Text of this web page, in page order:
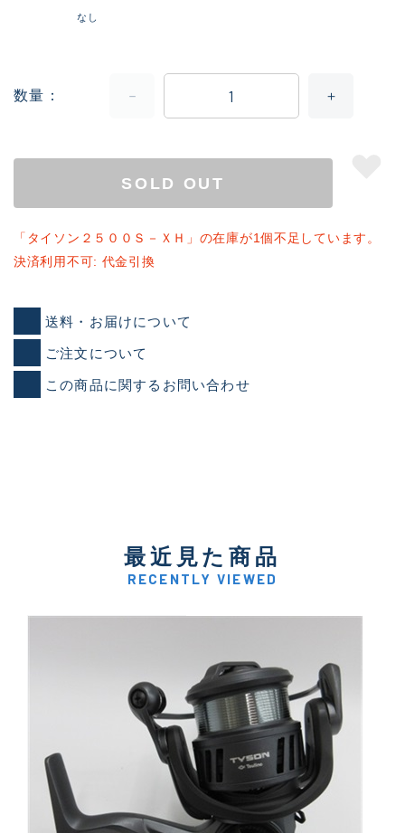
なし
数量
SOLD OUT
「タイソン２５００Ｓ－ＸＨ」の在庫が1個不足しています。
決済利用不可: 代金引換
送料・お届けについて
ご注文について
この商品に関するお問い合わせ
最近見た商品
RECENTLY VIEWED